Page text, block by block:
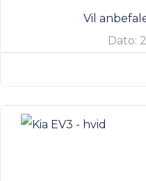
Vil
Dato: